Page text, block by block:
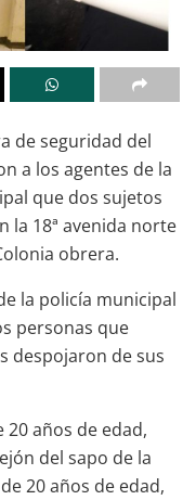
de seguridad del
a los agentes de la
que dos sujetos
la 18ª avenida norte
obrera.
la policía municipal
personas que
despojaron de sus
20 años de edad,
del sapo de la
20 años de edad,